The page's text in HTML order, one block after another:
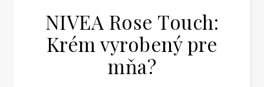
NIVEA Rose Touch:
Krém vyrobený pre
mňa?